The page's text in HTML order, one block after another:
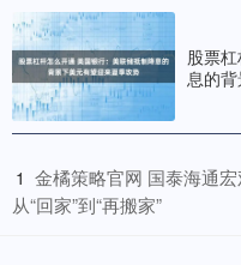
股票
息的
1 金橘策略官网 国泰海通
从“回家”到“再搬家”